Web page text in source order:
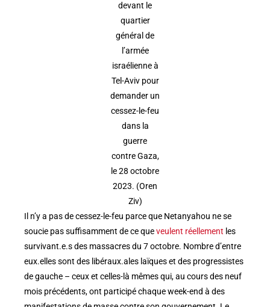
devant le
quartier
général de
l’armée
israélienne à
Tel-Aviv pour
demander un
cessez-le-feu
dans la
guerre
contre Gaza,
le 28 octobre
2023. (Oren
Ziv)
Il n’y a pas de cessez-le-feu parce que Netanyahou ne se
soucie pas suffisamment de ce queveulent réellement les
survivant.e.s des massacres du 7 octobre. Nombre d’entre
eux.elles sont des libéraux.ales laïques et des progressistes
de gauche – ceux et celles-là mêmes qui, au cours des neuf
mois précédents, ont participé chaque week-end à des